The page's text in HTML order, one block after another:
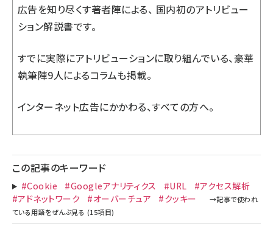
広告を知り尽くす著者陣による、 国内初のアトリビュー
ション解説書です。
すでに実際にアトリビューションに取り組んでいる、豪華
執筆陣9人によるコラムも掲載。
インターネット広告にかかわる、すべての方へ。
この記事のキーワード
#Cookie #Googleアナリティクス #URL
#アクセス解析
#アドネットワーク
#オーバーチュア #クッキー